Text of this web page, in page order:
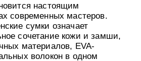
настоящим
современных мастеров.
сумки означает
сочетание кожи и замши,
материалов, EVA-
волокон в одном